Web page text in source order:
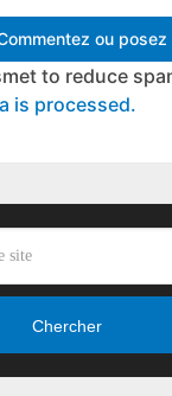
to reduce
is processed.
Chercher